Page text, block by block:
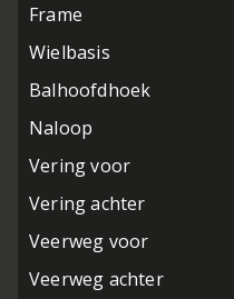
Frame
Wielbasis
Balhoofdhoek
Naloop
Vering voor
Vering achter
Veerweg voor
Veerweg achter